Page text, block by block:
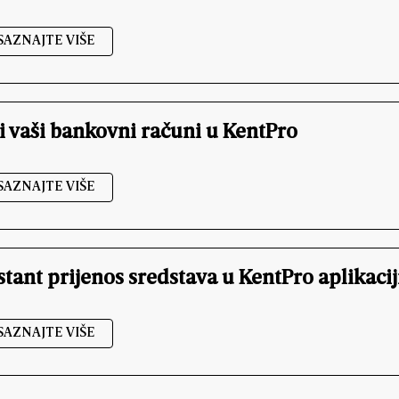
VIŠE
vaši bankovni računi u KentPro
VIŠE
prijenos sredstava u KentPro
VIŠE